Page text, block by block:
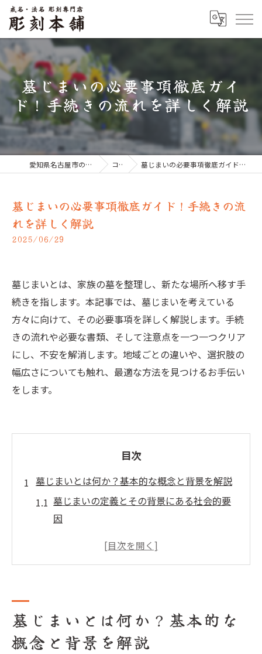
墓じまいの必要事項徹底ガイ
ド！手続きの流れを詳しく解説
愛知県名古屋市のお墓なら彫刻本舗 コラム 墓じまいの必要事項徹底ガイド！手続きの流れを詳しく解説
墓じまいの必要事項徹底ガイド！手続きの流
れを詳しく解説
2025/06/29
墓じまいとは、家族の墓を整理し、新たな場所へ移す手
続きを指します。本記事では、墓じまいを考えている
方々に向けて、その必要事項を詳しく解説します。手続
きの流れや必要な書類、そして注意点を一つ一つクリア
にし、不安を解消します。地域ごとの違いや、選択肢の
幅広さについても触れ、最適な方法を見つけるお手伝い
をします。
目次
墓じまいとは何か？基本的な概念と背景を解説
墓じまいの定義とその背景にある社会的要
因
歴史的観点から見た墓じまいの変遷
墓じまいを考える際の精神的準備
成功する墓じまいのための事前準備と計画立案
墓じまいとは何か？基本的な
概念と背景を解説